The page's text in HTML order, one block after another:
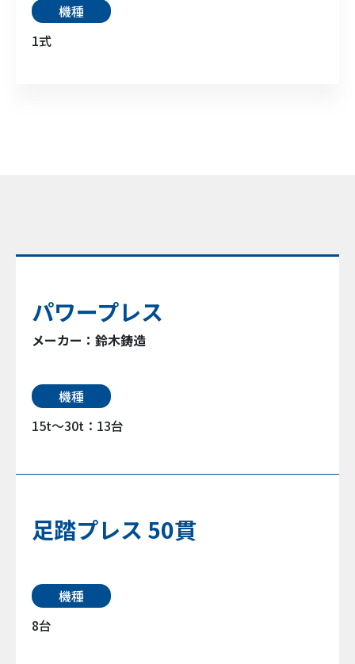
機種
1式
パワープレス
メーカー：鈴木鋳造
機種
15t〜30t：13台
足踏プレス 50貫
機種
8台